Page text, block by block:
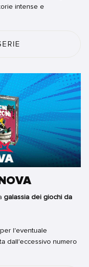
intense e
galassia dei giochi da
l'eventuale
dall'eccessivo numero